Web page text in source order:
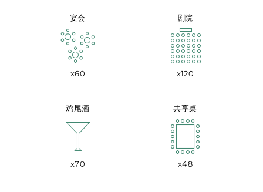
宴会
x60
剧院
x120
鸡尾酒
x70
共享桌
x48